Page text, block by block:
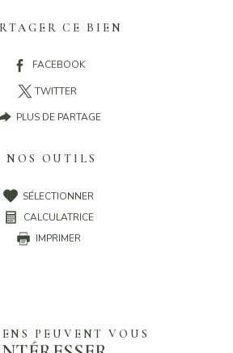
CE BIEN
FACEBOOK
TWITTER
PLUS DE PARTAGE
NOS OUTILS
SÉLECTIONNER
CALCULATRICE
IMPRIMER
PEUVENT VOUS